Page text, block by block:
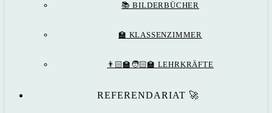
📚 BILDERBÜCHER
🏫 KLASSENZIMMER
👨🏻‍🏫🧑🏻‍🏫 LEHRKRÄFTE
REFERENDARIAT 🚀